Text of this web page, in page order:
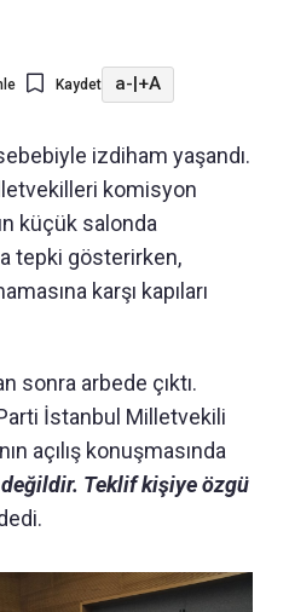
Kaydet a-|+A
izdiham yaşandı.
komisyon
küçük salonda
tepki gösterirken,
karşı kapıları
sonra arbede çıktı.
İstanbul Milletvekili
açılış konuşmasında
Teklif kişiye özgü